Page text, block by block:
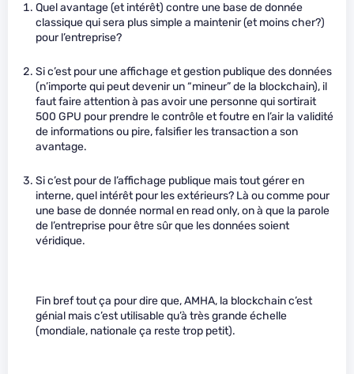
Quel avantage (et intérêt) contre une base de donnée
classique qui sera plus simple a maintenir (et moins cher?)
pour l’entreprise?
Si c’est pour une affichage et gestion publique des données
(n’importe qui peut devenir un “mineur” de la blockchain), il
faut faire attention à pas avoir une personne qui sortirait
500 GPU pour prendre le contrôle et foutre en l’air la validité
de informations ou pire, falsifier les transaction a son
avantage.
Si c’est pour de l’affichage publique mais tout gérer en
interne, quel intérêt pour les extérieurs? Là ou comme pour
une base de donnée normal en read only, on à que la parole
de l’entreprise pour être sûr que les données soient
véridique.
Fin bref tout ça pour dire que, AMHA, la blockchain c’est
génial mais c’est utilisable qu’à très grande échelle
(mondiale, nationale ça reste trop petit).